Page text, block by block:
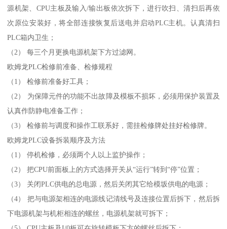
源机架、CPU主板及输入/输出板依次拆下，进行吹扫、清扫后再依
次原位安装好，将全部连接恢复后送电并启动PLC主机。认真清扫
PLC箱内卫生；
（2） 每三个月更换电源机架下方过滤网。
欧姆龙PLC检修前准备、检修规程
（1） 检修前准备好工具；
（2） 为保障元件的功能不出故障及模板不损坏，必须用保护装置及
认真作防静电准备工作；
（3） 检修前与调度和操作工联系好，需挂检修牌处挂好检修牌。
欧姆龙PLC设备拆装顺序及方法
（1） 停机检修，必须两个人以上监护操作；
（2） 把CPU前面板上的方式选择开关从“运行”转到“停”位置；
（3） 关闭PLC供电的总电源，然后关闭其它给模坂供电的电源；
（4） 把与电源架相连的电源线记清线号及连接位置后拆下，然后拆
下电源机架与机柜相连的螺丝，电源机架就可拆下；